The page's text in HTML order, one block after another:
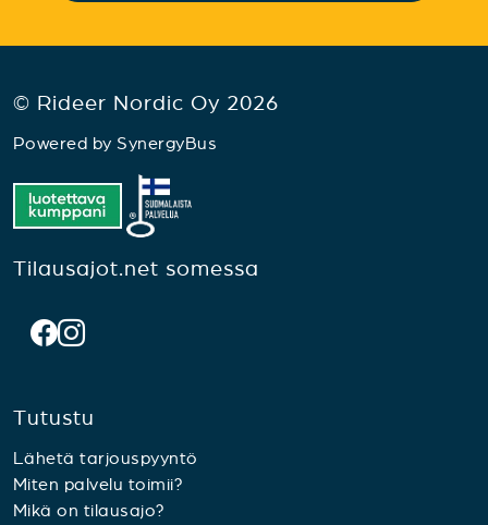
© Rideer Nordic Oy 2026
Powered by SynergyBus
Tilausajot.net somessa
Tutustu
Lähetä tarjouspyyntö
Miten palvelu toimii?
Mikä on tilausajo?